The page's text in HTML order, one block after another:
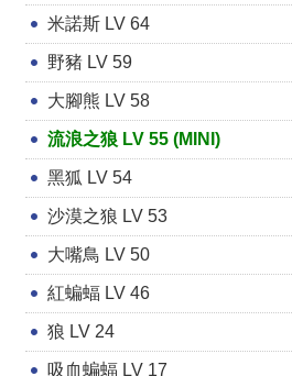
米諾斯 LV 64
野豬 LV 59
大腳熊 LV 58
流浪之狼 LV 55 (MINI)
黑狐 LV 54
沙漠之狼 LV 53
大嘴鳥 LV 50
紅蝙蝠 LV 46
狼 LV 24
吸血蝙蝠 LV 17